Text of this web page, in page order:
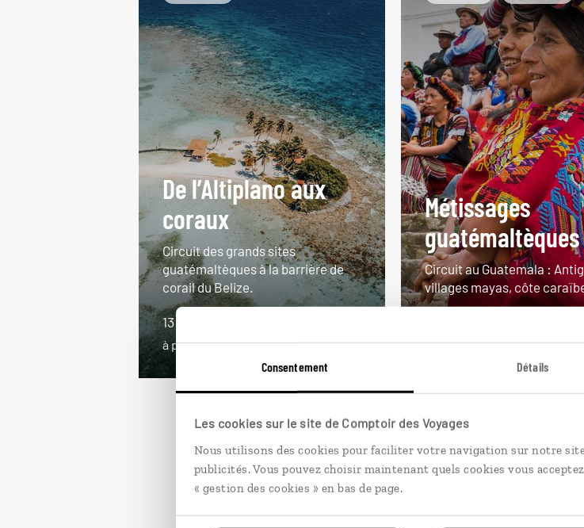
Consentement Détails
Les cookies sur le site de Comptoir des Voyages
Nous utilisons des cookies pour faciliter votre navigation sur notre
publicités. Vous pouvez choisir maintenant quels cookies vous
« gestion des cookies » en bas de page.
De l’Altiplano aux
coraux
Circuit des grands sites
guatémaltèques à la barrière de
corail du Belize.
13 jours / 11 nuits
à partir de 4850€
Métissages
guatémaltèques
Circuit au Guatemala :
villages mayas, côte
à partir de 3400€
VOIR NOS 4 IDÉES DE VOYAGE